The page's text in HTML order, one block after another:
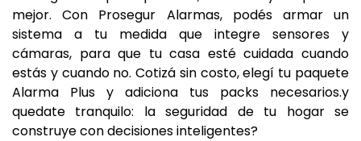
mejor. Con Prosegur Alarmas, podés armar un
sistema a tu medida que integre sensores y
cámaras, para que tu casa esté cuidada cuando
estás y cuando no. Cotizá sin costo, elegí tu paquete
Alarma Plus y adiciona tus packs necesarios.y
quedate tranquilo: la seguridad de tu hogar se
construye con decisiones inteligentes?